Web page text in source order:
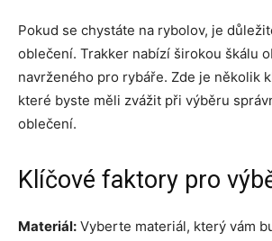
Pokud se chystáte na rybolov, je
oblečení. Trakker nabízí širokou škálu
navrženého pro rybáře. Zde je několik
které byste měli zvážit při výběru
oblečení.
Klíčové faktory pro
Materiál: Vyberte materiál, který vám